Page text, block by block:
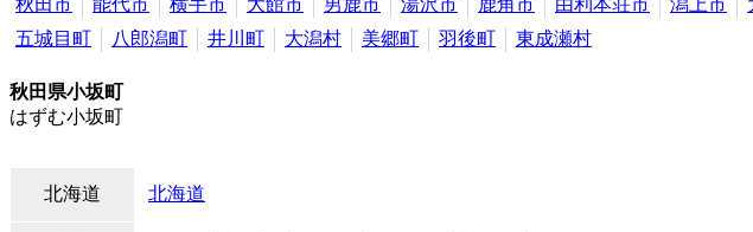
秋田市 能代市 横手市 大館市 男鹿市 湯沢市 鹿角市 由利本荘市 潟上市
五城目町
八郎潟町 井川町 大潟村 美郷町 羽後町 東成瀬村
秋田県小坂町
はずむ小坂町
北海道 北海道